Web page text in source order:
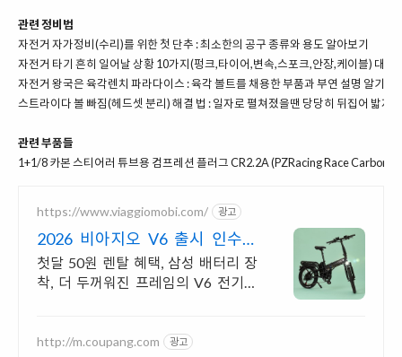
관련 정비법
자전거 자가정비(수리)를 위한 첫 단추 : 최소한의 공구 종류와 용도 알아보기
자전거 타기 흔히 일어날 상황 10가지(펑크,타이어,변속,스포크,안장,케이블) 대처
자전거 왕국은 육각렌치 파라다이스 : 육각 볼트를 채용한 부품과 부연 설명 알기
스트라이다 볼 빠짐(헤드셋 분리) 해결 법 : 일자로 펼쳐졌을땐 당당히 뒤집어 밟자!
관련 부품들
1+1/8 카본 스티어러 튜브용 컴프레션 플러그 CR2.2A (PZRacing Race Carbon
https://www.viaggiomobi.com/ 광고
2026 비아지오 V6 출시 인수형
렌탈,완납시 내자전거
첫달 50원 렌탈 혜택, 삼성 배터리 장
착, 더 두꺼워진 프레임의 V6 전기자
http://m.coupang.com 광고